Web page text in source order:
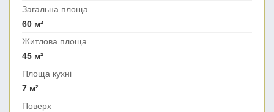
Загальна площа
60 м²
Житлова площа
45 м²
Площа кухні
7 м²
Поверх